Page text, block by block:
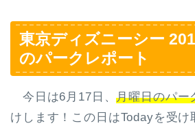
東京ディズニーシー
のパークレポート
今日は6月17日、月曜日のパー
けします！この日はTodayを受